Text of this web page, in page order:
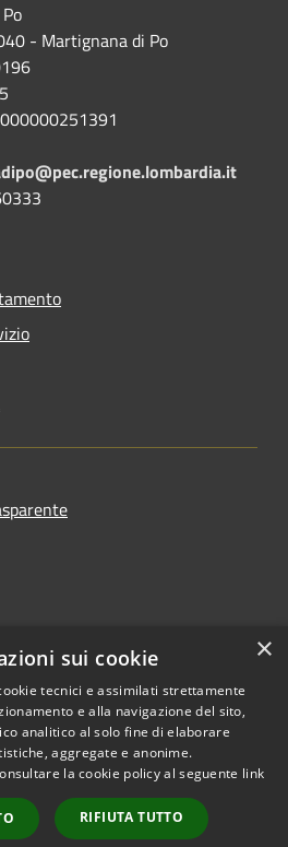
- Martignana di Po
Copyright © 2026 • Comune di
Martignana di Po • Powered by
Municipium•
Accesso
redazione
×
sui cookie
tecnici e assimilati strettamente
e alla navigazione del sito,
analitico al solo fine di elaborare
aggregate e anonime.
la cookie policy al seguente link
RIFIUTA TUTTO